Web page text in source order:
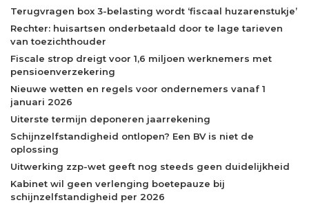
Terugvragen box 3-belasting wordt ‘fiscaal huzarenstukje’
Rechter: huisartsen onderbetaald door te lage tarieven
van toezichthouder
Fiscale strop dreigt voor 1,6 miljoen werknemers met
pensioenverzekering
Nieuwe wetten en regels voor ondernemers vanaf 1
januari 2026
Uiterste termijn deponeren jaarrekening
Schijnzelfstandigheid ontlopen? Een BV is niet de
oplossing
Uitwerking zzp-wet geeft nog steeds geen duidelijkheid
Kabinet wil geen verlenging boetepauze bij
schijnzelfstandigheid per 2026